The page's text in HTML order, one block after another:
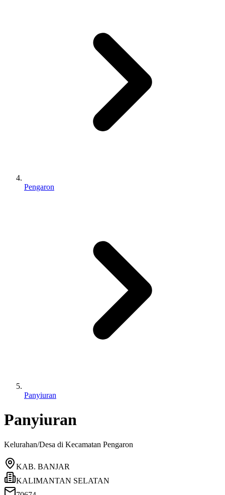
Pengaron
Panyiuran
Panyiuran
Kelurahan/Desa di Kecamatan Pengaron
KAB. BANJAR
KALIMANTAN SELATAN